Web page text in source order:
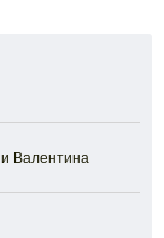
Валентина